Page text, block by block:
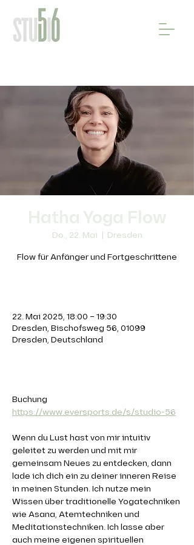
Hatha Yoga Flow
Do., 22. Mai
  |
Dresden
22. Mai 2025, 18:00 – 19:30
Dresden, Bischofsweg 56, 01099
Dresden, Deutschland
Buchung
https://www.eversports.de/s/studio-56
Wenn du Lust hast von mir intuitiv
geleitet zu werden und mit mir
gemeinsam Neues zu entdecken, dann
lade ich dich ein zu deiner inneren Reise
in meinen Stunden. Ich nutze mein
Wissen über traditionelle Yogatechniken
wie Asana, Atemtechniken und
Meditationstechniken. Ich lasse aber
auch meine eigenen spirituellen